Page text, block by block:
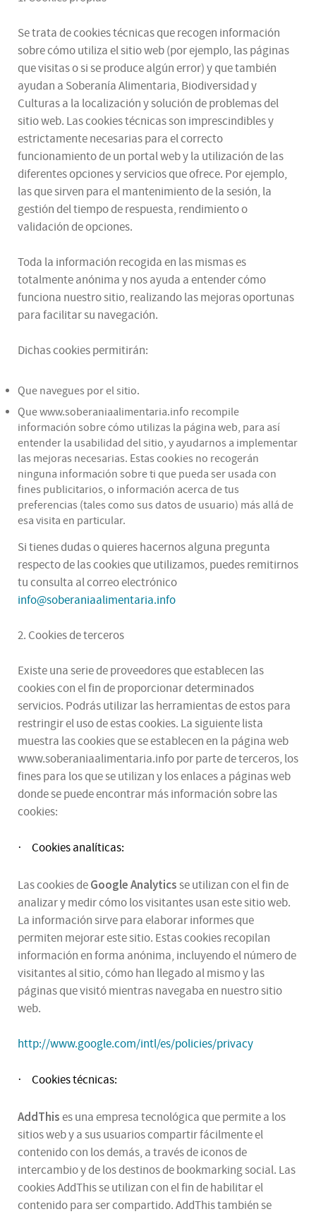
Se trata de cookies técnicas que recogen información
sobre cómo utiliza el sitio web (por ejemplo, las páginas
que visitas o si se produce algún error) y que también
ayudan a Soberanía Alimentaria, Biodiversidad y
Culturas a la localización y solución de problemas del
sitio web. Las cookies técnicas son imprescindibles y
estrictamente necesarias para el correcto
funcionamiento de un portal web y la utilización de las
diferentes opciones y servicios que ofrece. Por ejemplo,
las que sirven para el mantenimiento de la sesión, la
gestión del tiempo de respuesta, rendimiento o
validación de opciones.
Toda la información recogida en las mismas es
totalmente anónima y nos ayuda a entender cómo
funciona nuestro sitio, realizando las mejoras oportunas
para facilitar su navegación.
Dichas cookies permitirán:
Que navegues por el sitio.
Que www.soberaniaalimentaria.info recompile
información sobre cómo utilizas la página web, para así
entender la usabilidad del sitio, y ayudarnos a implementar
las mejoras necesarias. Estas cookies no recogerán
ninguna información sobre ti que pueda ser usada con
fines publicitarios, o información acerca de tus
preferencias (tales como sus datos de usuario) más allá de
esa visita en particular.
Si tienes dudas o quieres hacernos alguna pregunta
respecto de las cookies que utilizamos, puedes remitirnos
tu consulta al correo electrónico
info@soberaniaalimentaria.info
2. Cookies de terceros
Existe una serie de proveedores que establecen las
cookies con el fin de proporcionar determinados
servicios. Podrás utilizar las herramientas de estos para
restringir el uso de estas cookies. La siguiente lista
muestra las cookies que se establecen en la página web
www.soberaniaalimentaria.info por parte de terceros, los
fines para los que se utilizan y los enlaces a páginas web
donde se puede encontrar más información sobre las
cookies:
· Cookies analíticas:
Las cookies deGoogle Analyticsse utilizan con el fin de
analizar y medir cómo los visitantes usan este sitio web.
La información sirve para elaborar informes que
permiten mejorar este sitio. Estas cookies recopilan
información en forma anónima, incluyendo el número de
visitantes al sitio, cómo han llegado al mismo y las
páginas que visitó mientras navegaba en nuestro sitio
web.
http://www.google.com/intl/es/policies/privacy
· Cookies técnicas:
AddThises una empresa tecnológica que permite a los
sitios web y a sus usuarios compartir fácilmente el
contenido con los demás, a través de iconos de
intercambio y de los destinos de bookmarking social. Las
cookies AddThis se utilizan con el fin de habilitar el
contenido para ser compartido. AddThis también se